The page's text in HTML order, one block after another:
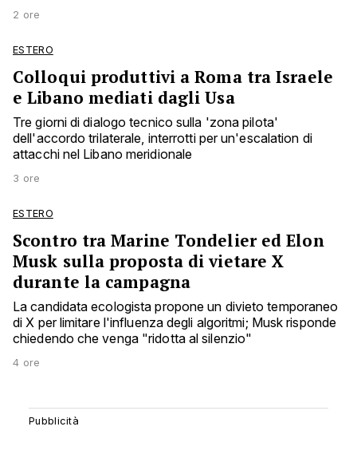
2 ore
ESTERO
Colloqui produttivi a Roma tra Israele
e Libano mediati dagli Usa
Tre giorni di dialogo tecnico sulla 'zona pilota'
dell'accordo trilaterale, interrotti per un'escalation di
attacchi nel Libano meridionale
3 ore
ESTERO
Scontro tra Marine Tondelier ed Elon
Musk sulla proposta di vietare X
durante la campagna
La candidata ecologista propone un divieto temporaneo
di X per limitare l'influenza degli algoritmi; Musk risponde
chiedendo che venga "ridotta al silenzio"
4 ore